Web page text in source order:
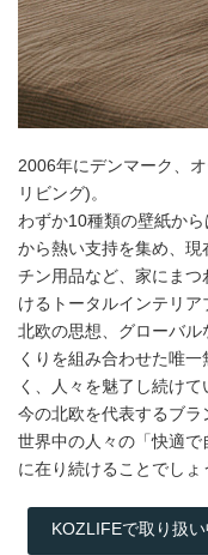
2006年にデンマーク、
リビング)。
わずか10種類の壁紙か
から熱い支持を集め、
チン用品など、家にま
けるトータルインテリア
北欧の思想、グローバ
くりを組み合わせた唯
く、人々を魅了し続けて
今の北欧を代表するブ
世界中の人々の「快適
に在り続けることでしょ
KOZLIFEで取り扱